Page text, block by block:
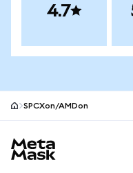
4.7
SPCXon/AMDon